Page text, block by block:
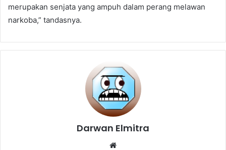
merupakan senjata yang ampuh dalam perang melawan
narkoba,” tandasnya.
Darwan Elmitra
Website